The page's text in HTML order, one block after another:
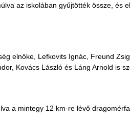
az iskolában gyűjtötték össze, és
elnöke, Lefkovits Ignác, Freund
Kovács László és Láng Arnold is
a mintegy 12 km-re lévő